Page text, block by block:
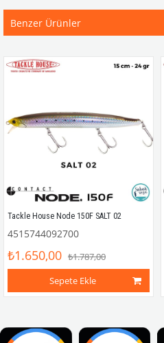
Benzer Ürünler
Tackle House Node 150F SALT 02
4515744092700
₺1.650,00 ₺1.787,00
Sepete Ekle